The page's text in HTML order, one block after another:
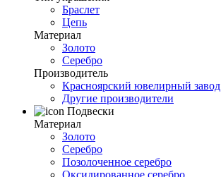
Браслет
Цепь
Материал
Золото
Серебро
Производитель
Красноярский ювелирный завод
Другие производители
Подвески
Материал
Золото
Серебро
Позолоченное серебро
Оксидированное серебро